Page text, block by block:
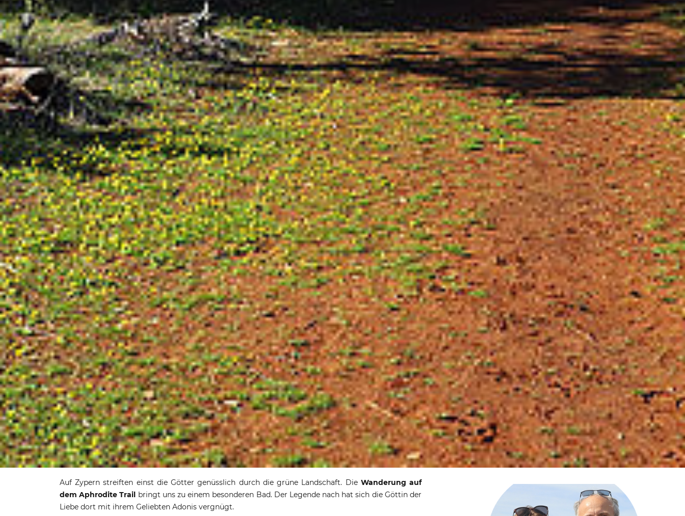
Wanderung auf dem Aphrodite
Trail
Auf Zypern streiften einst die Götter genüsslich durch die grüne Landschaft. Die Wanderung auf
dem Aphrodite Trail bringt uns zu einem besonderen Bad. Der Legende nach hat sich die Göttin der
Liebe dort mit ihrem Geliebten Adonis vergnügt.